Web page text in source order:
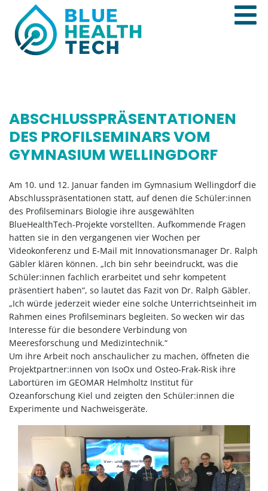
ABSCHLUSSPRÄSENTATIONEN
DES PROFILSEMINARS VOM
GYMNASIUM WELLINGDORF
Am 10. und 12. Januar fanden im Gymnasium Wellingdorf die
Abschlusspräsentationen statt, auf denen die Schüler:innen
des Profilseminars Biologie ihre ausgewählten
BlueHealthTech-Projekte vorstellten. Aufkommende Fragen
hatten sie in den vergangenen vier Wochen per
Videokonferenz und E-Mail mit Innovationsmanager Dr. Ralph
Gäbler klären können. „Ich bin sehr beeindruckt, was die
Schüler:innen fachlich erarbeitet und sehr kompetent
präsentiert haben“, so lautet das Fazit von Dr. Ralph Gäbler.
„Ich würde jederzeit wieder eine solche Unterrichtseinheit im
Rahmen eines Profilseminars begleiten. So wecken wir das
Interesse für die besondere Verbindung von
Meeresforschung und Medizintechnik.“
Um ihre Arbeit noch anschaulicher zu machen, öffneten die
Projektpartner:innen von IsoOx und Osteo-Frak-Risk ihre
Labortüren im GEOMAR Helmholtz Institut für
Ozeanforschung Kiel und zeigten den Schüler:innen die
Experimente und Nachweisgeräte.